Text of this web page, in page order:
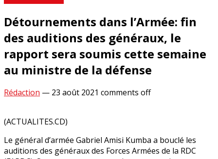
Détournements dans l’Armée: fin
des auditions des généraux, le
rapport sera soumis cette semaine
au ministre de la défense
Rédaction — 23 août 2021 comments off
(ACTUALITES.CD)
Le général d’armée Gabriel Amisi Kumba a bouclé les
auditions des généraux des Forces Armées de la RDC